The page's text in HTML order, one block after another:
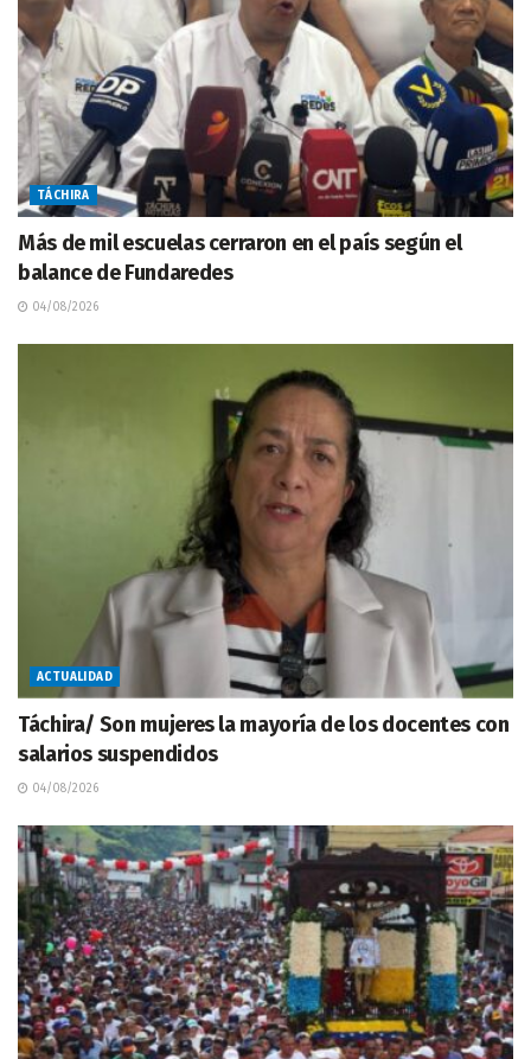
TÁCHIRA
Más de mil escuelas cerraron en el país según el
balance de Fundaredes
04/08/2026
ACTUALIDAD
Táchira/ Son mujeres la mayoría de los docentes con
salarios suspendidos
04/08/2026